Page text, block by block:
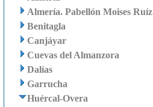
Almería. Pabellón Moises Ruíz
Benitagla
Canjáyar
Cuevas del Almanzora
Dalías
Garrucha
Huércal-Overa